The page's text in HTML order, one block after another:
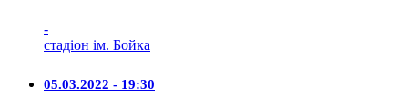
-
стадіон ім. Бойка
05.03.2022 - 19:30